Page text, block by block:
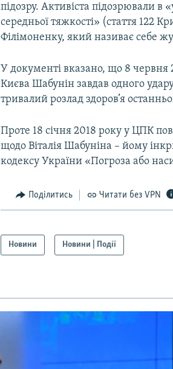
підозру. Активіста підозрювали
середньої тяжкості» (стаття 122
Філімоненку, який називає себе
У документі вказано, що 8 червня
Києва Шабунін завдав одного
тривалий розлад здоров’я
Проте 18 січня 2018 року у ЦПК
щодо Віталія Шабуніна – йому
кодексу України «Погроза або
Поділитись Читати без VPN
Новини Новини | Події